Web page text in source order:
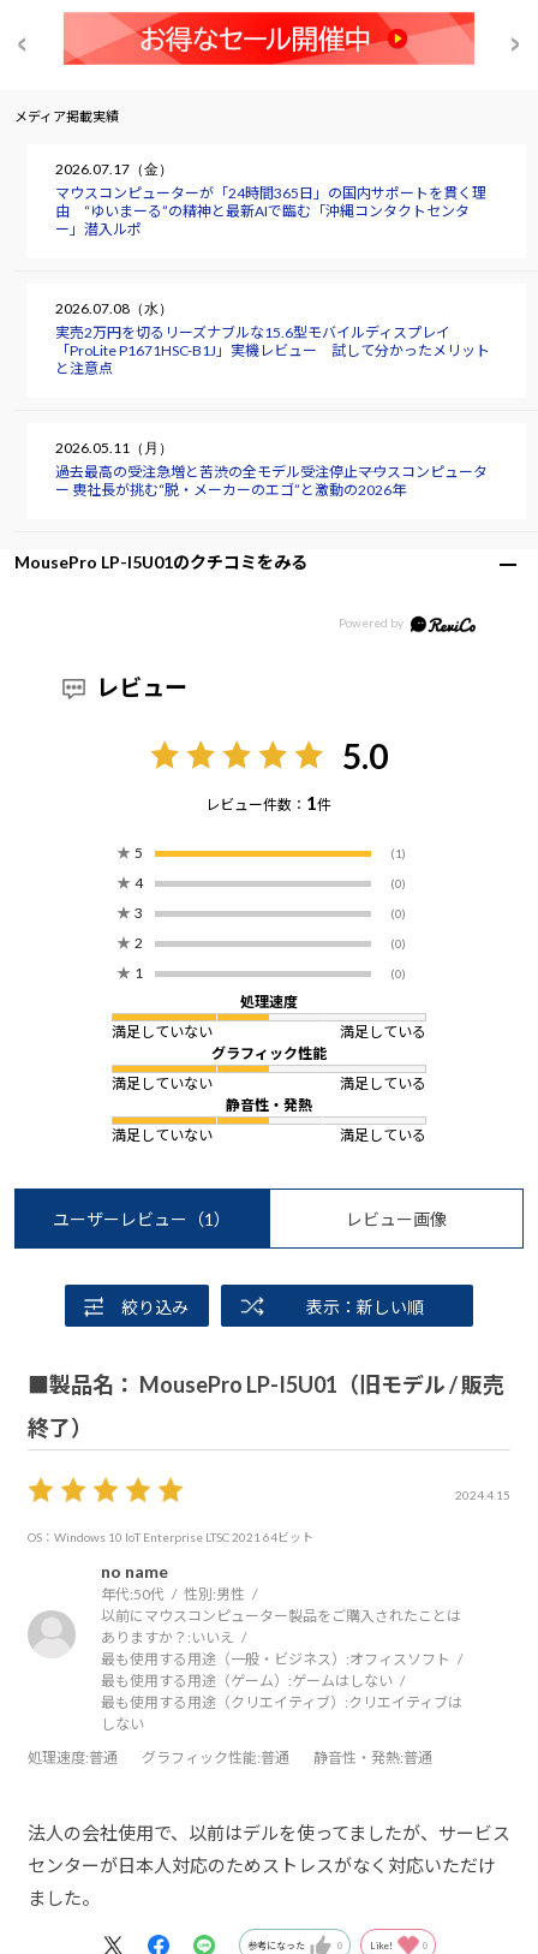
メディア掲載実績
2026.07.17（金）
マウスコンピューターが「24時間365日」の国内サポートを貫く理
由 “ゆいまーる”の精神と最新AIで臨む「沖縄コンタクトセンタ
ー」潜入ルポ
2026.07.08（水）
実売2万円を切るリーズナブルな15.6型モバイルディスプレイ
「ProLite P1671HSC-B1J」実機レビュー 試して分かったメリット
と注意点
2026.05.11（月）
過去最高の受注急増と苦渋の全モデル受注停止――マウスコンピュータ
ー 軣社長が挑む“脱・メーカーのエゴ”と激動の2026年
MousePro LP-I5U01のクチコミをみる
レビュー
5.0
レビュー件数： 1件
★ 5 (1)
★ 4 (0)
★ 3 (0)
★ 2 (0)
★ 1 (0)
処理速度
満足していない
満足している
グラフィック性能
満足していない
満足している
静音性・発熱
満足していない
満足している
ユーザーレビュー （1） レビュー画像
絞り込み 表示：新しい順
■製品名： MousePro LP-I5U01（旧モデル / 販売
終了）
2024.4.15
OS：Windows 10 IoT Enterprise LTSC 2021 64ビット
no name
年代:50代 性別:男性
以前にマウスコンピューター製品をご購入されたことは
ありますか？: いいえ
最も使用する用途（一般・ビジネス）:オフィスソフト
最も使用する用途（ゲーム）:ゲームはしない
最も使用する用途（クリエイティブ）:クリエイティブは
しない
処理速度:普通 グラフィック性能:普通 静音性・発熱:普通
法人の会社使用で、以前はデルを使ってましたが、サービス
センターが日本人対応のためストレスがなく対応いただけ
ました。
参考になった 0 Like! 0